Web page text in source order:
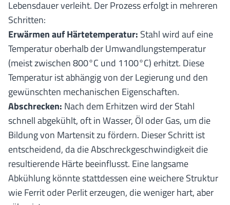
Lebensdauer verleiht. Der Prozess erfolgt in mehreren
Schritten:
Erwärmen auf Härtetemperatur: Stahl wird auf eine
Temperatur oberhalb der Umwandlungstemperatur
(meist zwischen 800°C und 1100°C) erhitzt. Diese
Temperatur ist abhängig von der Legierung und den
gewünschten mechanischen Eigenschaften.
Abschrecken: Nach dem Erhitzen wird der Stahl
schnell abgekühlt, oft in Wasser, Öl oderGas, um die
Bildung von Martensit zu fördern. Dieser Schritt ist
entscheidend, da die Abschreckgeschwindigkeit die
resultierende Härte beeinflusst. Eine langsame
Abkühlung könnte stattdessen eine weichere Struktur
wie Ferrit oder Perlit erzeugen, die weniger hart, aber